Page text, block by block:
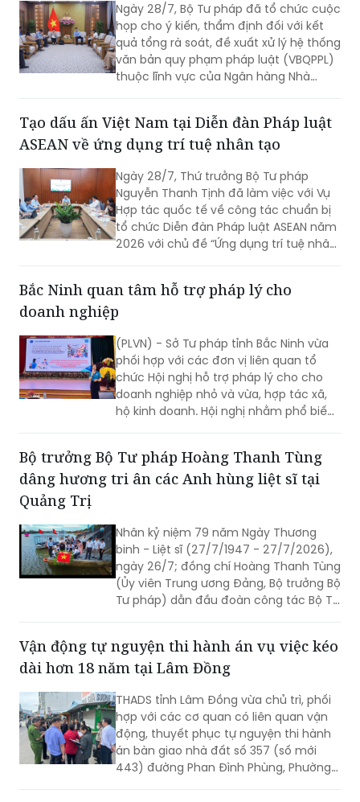
Ngày 28/7, Bộ Tư pháp đã tổ chức cuộc
họp cho ý kiến, thẩm định đối với kết
quả tổng rà soát, đề xuất xử lý hệ thống
văn bản quy phạm pháp luật (VBQPPL)
thuộc lĩnh vực của Ngân hàng Nhà
Chi Lan chủ trì cuộc họp.
Tạo dấu ấn Việt Nam tại Diễn đàn Pháp luật
ASEAN về ứng dụng trí tuệ nhân tạo
Ngày 28/7, Thứ trưởng Bộ Tư pháp
Nguyễn Thanh Tịnh đã làm việc với Vụ
Hợp tác quốc tế về công tác chuẩn bị
tổ chức Diễn đàn Pháp luật ASEAN năm
2026 với chủ đề “Ứng dụng trí tuệ nhân
Bắc Ninh quan tâm hỗ trợ pháp lý cho
doanh nghiệp
(PLVN) - Sở Tư pháp tỉnh Bắc Ninh vừa
phối hợp với các đơn vị liên quan tổ
chức Hội nghị hỗ trợ pháp lý cho cho
doanh nghiệp nhỏ và vừa, hợp tác xã,
hộ kinh doanh. Hội nghị nhằm phổ biến
quá trình sản xuất, kinh doanh và tăng
cường đối thoại với cộng đồng doanh
Bộ trưởng Bộ Tư pháp Hoàng Thanh Tùng
dâng hương tri ân các Anh hùng liệt sĩ tại
Quảng Trị
Nhân kỷ niệm 79 năm Ngày Thương
binh - Liệt sĩ (27/7/1947 - 27/7/2026),
ngày 26/7; đồng chí Hoàng Thanh Tùng
(Ủy viên Trung ương Đảng, Bộ trưởng Bộ
Tư pháp) dẫn đầu đoàn công tác Bộ Tư
chỉ đỏ” trên địa bàn tỉnh Quảng Trị, bày
tỏ lòng biết ơn sâu sắc đối với những
Tổ quốc.
Vận động tự nguyện thi hành án vụ việc kéo
dài hơn 18 năm tại Lâm Đồng
THADS tỉnh Lâm Đồng vừa chủ trì, phối
hợp với các cơ quan có liên quan vận
động, thuyết phục tự nguyện thi hành
án bàn giao nhà đất số 357 (số mới
443) đường Phan Đình Phùng, Phường